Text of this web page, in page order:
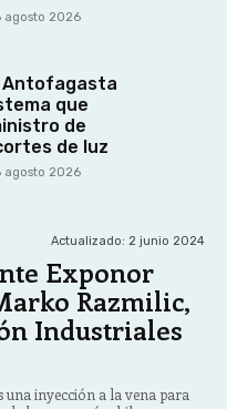
agosto 2026
Antofagasta
que
de
de luz
agosto 2026